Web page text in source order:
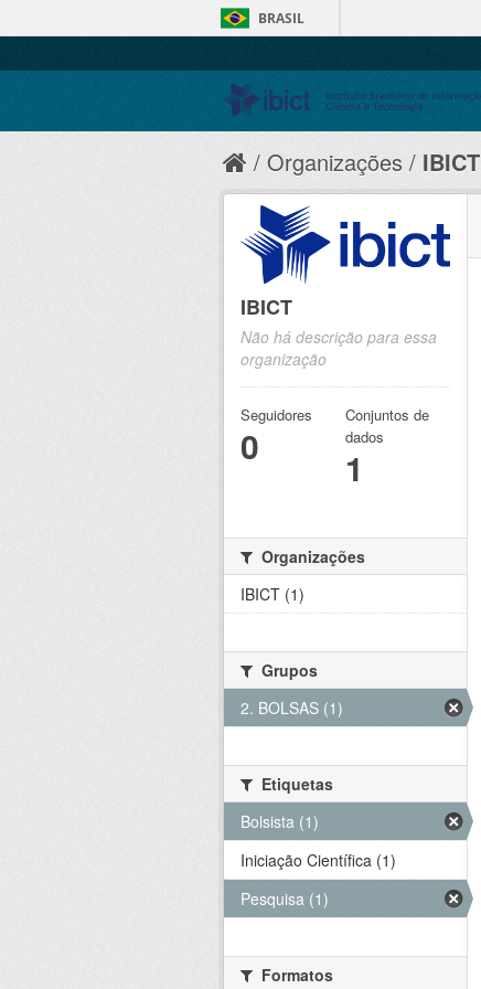
BRASIL
Organizações IBICT
IBICT
Não há descrição para essa
organização
Seguidores
0
Conjuntos de
dados
1
Organizações
IBICT (1)
Grupos
2. BOLSAS (1)
Etiquetas
Bolsista (1)
Iniciação Científica (1)
Pesquisa (1)
Formatos